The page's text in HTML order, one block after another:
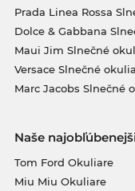
Prada Linea Rossa
Dolce & Gabbana
Maui Jim Slnečné
Versace Slnečné
Marc Jacobs Slnečné
Naše
Tom Ford Okuliare
Miu Miu Okuliare